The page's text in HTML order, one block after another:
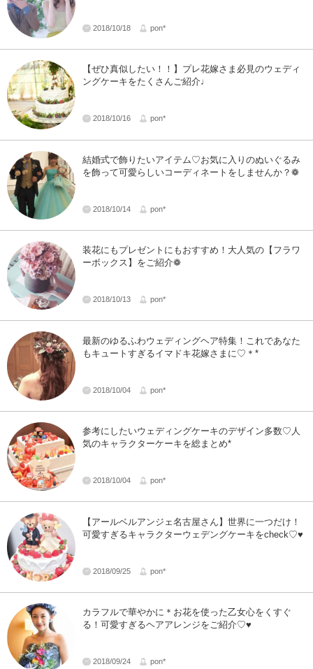
2018/10/18 pon*
【ぜひ真似したい！！】プレ花嫁さま必見のウェディ
ングケーキをたくさんご紹介♩
2018/10/16 pon*
結婚式で飾りたいアイテム♡お気に入りのぬいぐるみ
を飾って可愛らしいコーディネートをしませんか？❁
2018/10/14 pon*
装花にもプレゼントにもおすすめ！大人気の【フラワ
ーボックス】をご紹介❁
2018/10/13 pon*
最新のゆるふわウェディングヘア特集！これであなた
もキュートすぎるイマドキ花嫁さまに♡＊*
2018/10/04 pon*
参考にしたいウェディングケーキのデザイン多数♡人
気のキャラクターケーキを総まとめ*
2018/10/04 pon*
【アールベルアンジェ名古屋さん】世界に一つだけ！
可愛すぎるキャラクターウェデングケーキをcheck♡♥
2018/09/25 pon*
カラフルで華やかに＊お花を使った乙女心をくすぐ
る！可愛すぎるヘアアレンジをご紹介♡♥
2018/09/24 pon*